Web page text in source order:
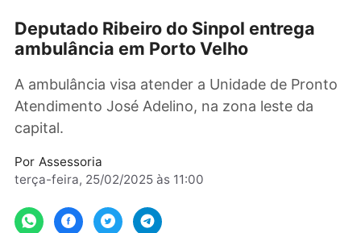
Deputado Ribeiro do Sinpol entrega
A ambulância visa atender a Unidade de
Atendimento José Adelino, na zona leste da
capital.
Por
terça-feira, 25/02/2025 às 11:00